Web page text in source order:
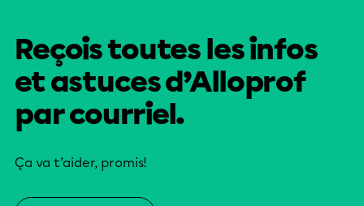
Reçois toutes les infos
et astuces d’Alloprof
par courriel.
Ça va t’aider, promis!